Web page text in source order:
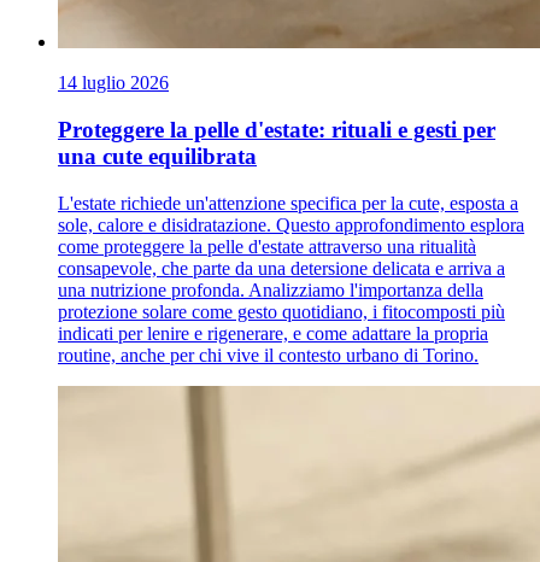
14 luglio 2026
Proteggere la pelle d'estate: rituali e gesti per
una cute equilibrata
L'estate richiede un'attenzione specifica per la cute, esposta a
sole, calore e disidratazione. Questo approfondimento esplora
come proteggere la pelle d'estate attraverso una ritualità
consapevole, che parte da una detersione delicata e arriva a
una nutrizione profonda. Analizziamo l'importanza della
protezione solare come gesto quotidiano, i fitocomposti più
indicati per lenire e rigenerare, e come adattare la propria
routine, anche per chi vive il contesto urbano di Torino.